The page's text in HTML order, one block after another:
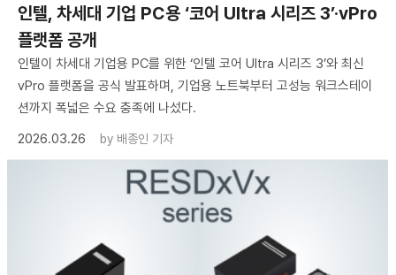
인텔, 차세대 기업 PC용 ‘코어 Ultra 시리즈 3’·vPro
플랫폼 공개
인텔이 차세대 기업용 PC를 위한 ‘인텔 코어 Ultra 시리즈 3’와 최신
vPro 플랫폼을 공식 발표하며, 기업용 노트북부터 고성능 워크스테이
션까지 폭넓은 수요 충족에 나섰다.
2026.03.26
by 배종인 기자